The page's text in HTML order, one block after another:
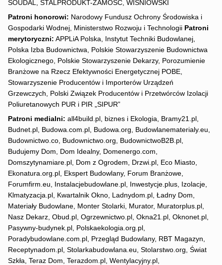
SOUDAL, STALPRODUKT-ZAMOŚĆ, WIŚNIOWSKI
Patroni honorowi: Narodowy Fundusz Ochrony Środowiska i
Gospodarki Wodnej, Ministerstwo Rozwoju i Technologii Patroni
merytoryczni: APPLiA Polska, Instytut Techniki Budowlanej,
Polska Izba Budownictwa, Polskie Stowarzyszenie Budownictwa
Ekologicznego, Polskie Stowarzyszenie Dekarzy, Porozumienie
Branżowe na Rzecz Efektywności Energetycznej POBE,
Stowarzyszenie Producentów i Importerów Urządzeń
Grzewczych, Polski Związek Producentów i Przetwórców Izolacji
Poliuretanowych PUR i PIR „SIPUR”
Patroni medialni: all4build.pl, biznes i Ekologia, Bramy21.pl,
Budnet.pl, Budowa.com.pl, Budowa.org, Budowlanematerialy.eu,
Budownictwo.co, Budownictwo.org, BudownictwoB2B.pl,
Budujemy Dom, Dom Idealny, Domenergo.com,
Domszytynamiare.pl, Dom z Ogrodem, Drzwi.pl, Eco Miasto,
Ekonatura.org.pl, Ekspert Budowlany, Forum Branżowe,
Forumfirm.eu, Instalacjebudowlane.pl, Inwestycje.plus, Izolacje,
Klmatyzacja.pl, Kwartalnik Okno, Ladnydom.pl, Ładny Dom,
Materiały Budowlane, Monter Stolarki, Murator, Muratorplus.pl,
Nasz Dekarz, Obud.pl, Ogrzewnictwo.pl, Okna21.pl, Oknonet.pl,
Pasywny-budynek.pl, Polskaekologia.org.pl,
Poradybudowlane.com.pl, Przegląd Budowlany, RBT Magazyn,
Receptynadom.pl, Stolarkabudowlana.eu, Stolarstwo.org, Świat
Szkła, Teraz Dom, Terazdom.pl, Wentylacyjny.pl,